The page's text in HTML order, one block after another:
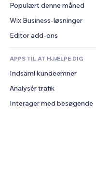
Fildeling
Nyheder
Knapper og menuer
Bannere og badges
Lommeregnere
Søg
Vejr
Diagrammer og tabeller
Kommentarer
Telefon
Fællesskab
Anmeldelser og anbefalinger
CRM
Populært denne måned
Wix Business-løsninger
Editor add-ons
APPS TIL AT HJÆLPE DIG
Indsaml kundeemner
Analysér trafik
Interager med besøgende